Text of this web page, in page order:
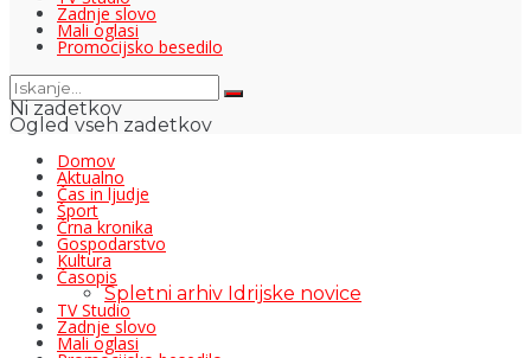
Zadnje slovo
Mali oglasi
Promocijsko besedilo
Ni zadetkov
Ogled vseh zadetkov
Domov
Aktualno
Čas in ljudje
Šport
Črna kronika
Gospodarstvo
Kultura
Časopis
Spletni arhiv Idrijske novice
TV Studio
Zadnje slovo
Mali oglasi